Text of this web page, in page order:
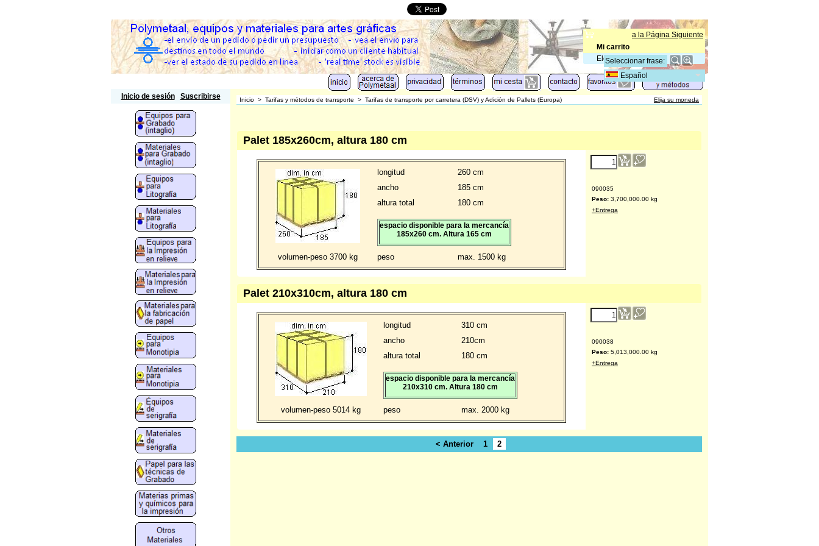
a la Página Siguiente
Mi carrito
Elementos:0
Español
Inicio de sesión Suscribirse Inicio > Tarifas y métodos de transporte > Tarifas de transporte por carretera (DSV) y Adición de Pallets (Europa) Elija su moneda
Palet 185x260cm, altura 180 cm
200.00
(excl. IVA)
090035
longitud
260 cm
ancho
185 cm
altura total
180 cm
espacio disponible para la mercancía
185x260 cm. Altura 165 cm
volumen-peso 3700 kg peso max. 1500 kg
Palet 210x310cm, altura 180 cm
200.00
(excl. IVA)
090038
longitud
310 cm
ancho
210cm
altura total
180 cm
espacio disponible para la mercancía
210x310 cm. Altura 180 cm
volumen-peso 5014 kg peso max. 2000 kg
< Anterior 1 2